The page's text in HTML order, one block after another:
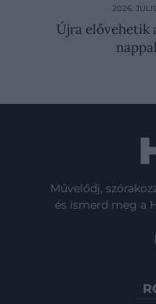
2026.
Újra elővehetik
Művelődj,
és ismerd meg a